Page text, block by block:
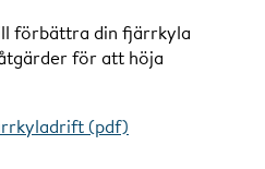
förbättra din fjärrkyla
för att höja
(pdf)